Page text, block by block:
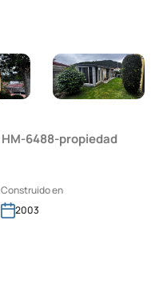
HM-6488-propiedad
Construido en
2003